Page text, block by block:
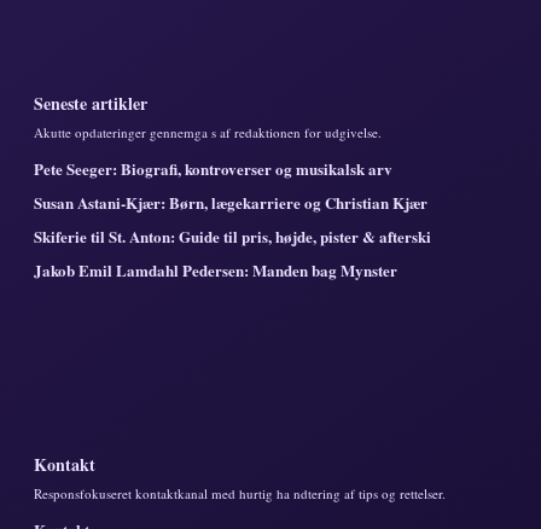
Seneste artikler
Akutte opdateringer gennemga s af redaktionen for udgivelse.
Pete Seeger: Biografi, kontroverser og musikalsk arv
Susan Astani-Kjær: Børn, lægekarriere og Christian Kjær
Skiferie til St. Anton: Guide til pris, højde, pister & afterski
Jakob Emil Lamdahl Pedersen: Manden bag Mynster
Kontakt
Responsfokuseret kontaktkanal med hurtig ha ndtering af tips og rettelser.